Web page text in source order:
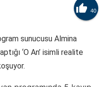
 40
sunucusu Almina
‘O An’ isimli realite